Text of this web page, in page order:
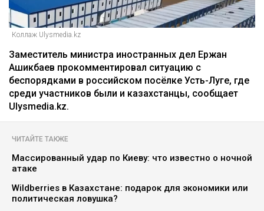
Коллаж Ulysmedia.kz
Заместитель министра иностранных дел Ержан
Ашикбаев прокомментировал ситуацию с
беспорядками в российском посёлке Усть-Луге, где
среди участников были и казахстанцы, сообщает
Ulysmedia.kz.
ЧИТАЙТЕ ТАКЖЕ
Массированный удар по Киеву: что известно о ночной
атаке
Wildberries в Казахстане: подарок для экономики или
политическая ловушка?